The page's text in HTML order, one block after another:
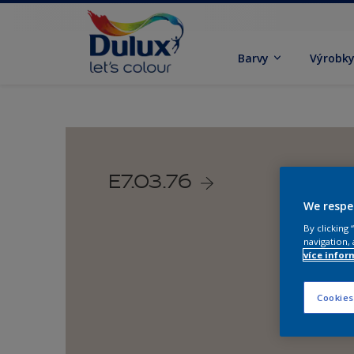
Barvy
E7.03.76
We
By clicking
navigation,
více